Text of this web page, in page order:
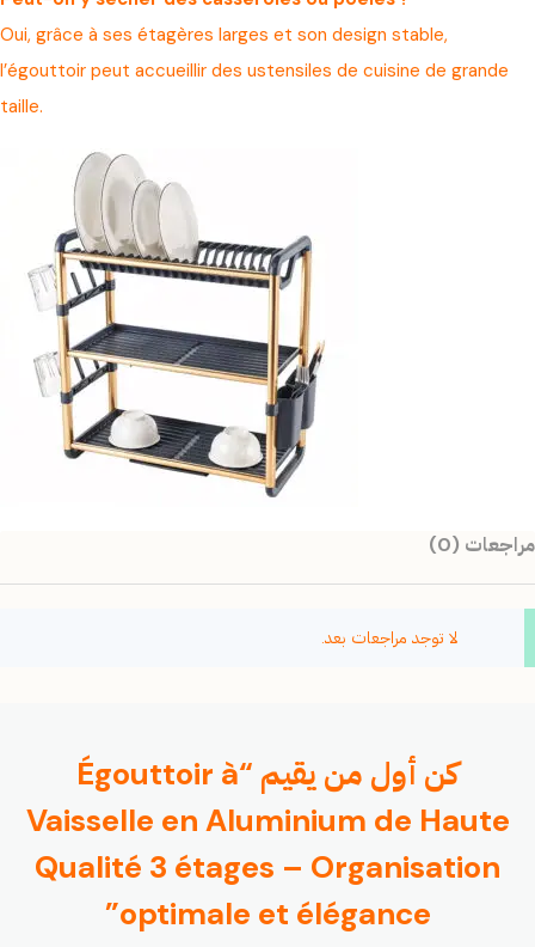
Oui, grâce à ses étagères larges et son design stable,
l’égouttoir peut accueillir des ustensiles de cuisine de grande
taille.
مراجعات (0)
لا توجد مراجعات بعد.
كن أول من يقيم “Égouttoir à
Vaisselle en Aluminium de Haute
Qualité 3 étages – Organisation
optimale et élégance”